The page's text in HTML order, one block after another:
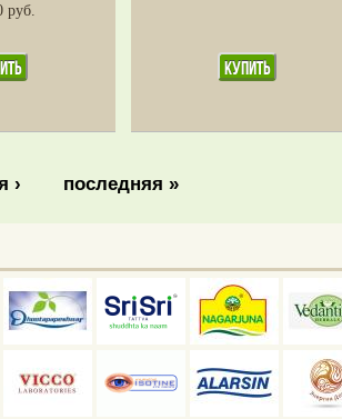
руб.
› последняя »